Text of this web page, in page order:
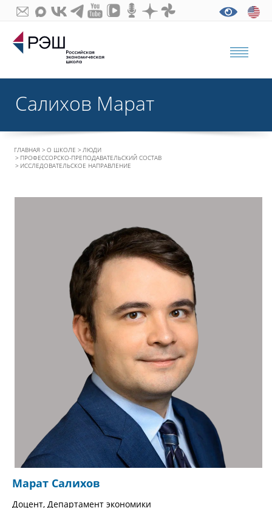
Салихов Марат
ГЛАВНАЯ О ШКОЛЕ
ЛЮДИ
ПРОФЕССОРСКО-ПРЕПОДАВАТЕЛЬСКИЙ СОСТАВ
ИССЛЕДОВАТЕЛЬСКОЕ НАПРАВЛЕНИЕ
Марат Салихов
Доцент, Департамент экономики